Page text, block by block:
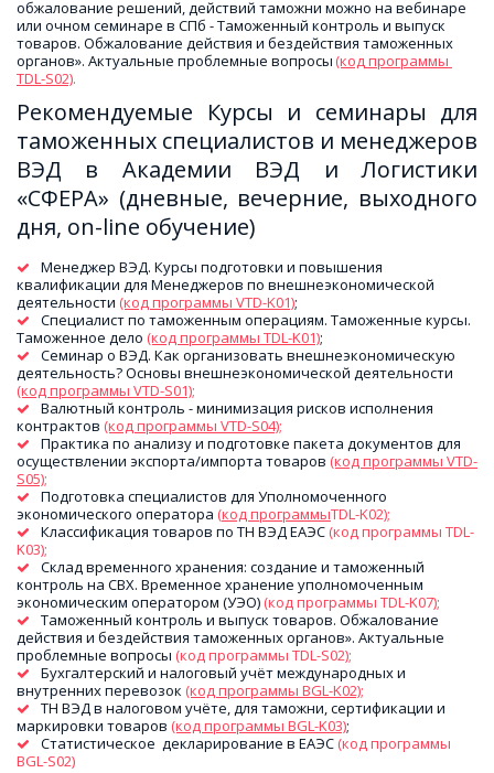
обжалование решений, действий таможни можно на вебинаре
или очном семинаре в СПб - Таможенный контроль и выпуск
товаров. Обжалование действия и бездействия таможенных
органов». Актуальные проблемные вопросы (код программы
TDL-S02).
Рекомендуемые Курсы и семинары для
таможенных специалистов и менеджеров
ВЭД в Академии ВЭД и Логистики
«СФЕРА» (дневные, вечерние, выходного
дня, on-line обучение)
Менеджер ВЭД. Курсы подготовки и повышения
квалификации для Менеджеров по внешнеэкономической
деятельности (код программы VTD-K01);
Специалист по таможенным операциям. Таможенные курсы.
Таможенное дело (код программы TDL-K01);
Семинар о ВЭД. Как организовать внешнеэкономическую
(код программы VTD-S01);
Валютный контроль - минимизация рисков исполнения
контрактов (код программы VTD-S04);
Практика по анализу и подготовке пакета документов для
осуществлении экспорта/импорта товаров (код программы VTD-
S05);
Подготовка специалистов для Уполномоченного
экономического оператора (код программыTDL-K02);
Классификация товаров по ТН ВЭД ЕАЭС (код программы TDL-
K03);
Склад временного хранения: создание и таможенный
контроль на СВХ. Временное хранение уполномоченным
экономическим оператором (УЭО) (код программы TDL-K07);
Таможенный контроль и выпуск товаров. Обжалование
действия и бездействия таможенных органов». Актуальные
проблемные вопросы (код программы TDL-S02);
Бухгалтерский и налоговый учёт международных и
внутренних перевозок (код программы BGL-K02);
ТН ВЭД в налоговом учёте, для таможни, сертификации и
маркировки товаров (код программы BGL-K03);
Статистическое  декларирование в ЕАЭС (код программы
BGL-S02)